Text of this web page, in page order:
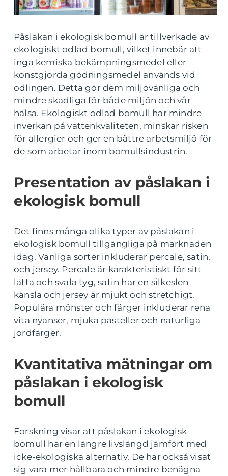
Påslakan i ekologisk bomull är tillverkade av
ekologiskt odlad bomull, vilket innebär att
inga kemiska bekämpningsmedel eller
konstgjorda gödningsmedel används vid
odlingen. Detta gör dem miljövänliga och
mindre skadliga för både miljön och vår
hälsa. Ekologiskt odlad bomull har mindre
inverkan på vattenkvaliteten, minskar risken
för allergier och ger en bättre arbetsmiljö för
de som arbetar inom bomullsindustrin.
Presentation av påslakan i
ekologisk bomull
Det finns många olika typer av påslakan i
ekologisk bomull tillgängliga på marknaden
idag. Vanliga sorter inkluderar percale, satin,
och jersey. Percale är karakteristiskt för sitt
lätta och svala tyg, satin har en silkeslen
känsla och jersey är mjukt och stretchigt.
Populära mönster och färger inkluderar rena
vita nyanser, mjuka pasteller och naturliga
jordfärger.
Kvantitativa mätningar om
påslakan i ekologisk
bomull
Forskning visar att påslakan i ekologisk
bomull har en längre livslängd jämfört med
icke-ekologiska alternativ. De har också visat
sig vara mer hållbara och mindre benägna